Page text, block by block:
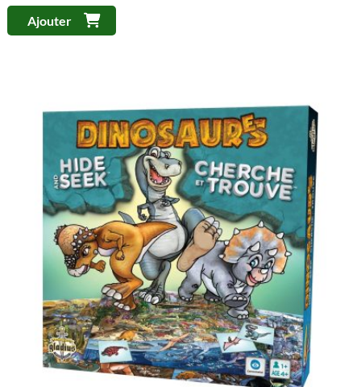
Ajouter